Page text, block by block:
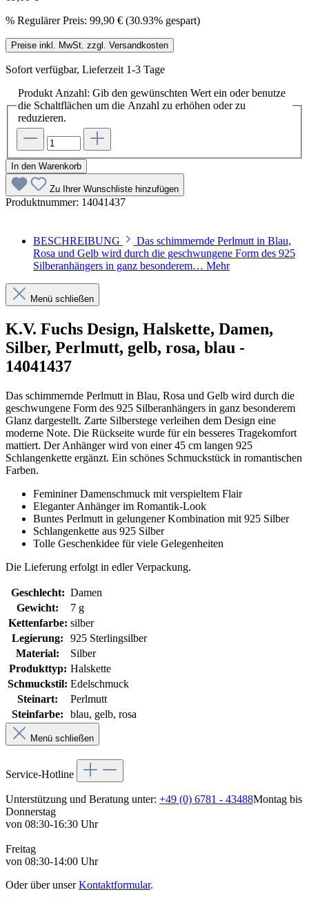
% Regulärer Preis: 99,90 € (30.93% gespart)
Preise inkl. MwSt. zzgl. Versandkosten
Sofort verfügbar, Lieferzeit 1-3 Tage
Produkt Anzahl: Gib den gewünschten Wert ein oder benutze
die Schaltflächen um die Anzahl zu erhöhen oder zu
reduzieren.
In den Warenkorb
Zu Ihrer Wunschliste hinzufügen
Produktnummer: 14041437
BESCHREIBUNG
Das schimmernde Perlmutt in Blau,
Rosa und Gelb wird durch die geschwungene Form des 925
Silberanhängers in ganz besonderem… Mehr
Menü schließen
K.V. Fuchs Design, Halskette, Damen,
Silber, Perlmutt, gelb, rosa, blau -
14041437
Das schimmernde Perlmutt in Blau, Rosa und Gelb wird durch die
geschwungene Form des 925 Silberanhängers in ganz besonderem
Glanz dargestellt. Zarte Silberstege verleihen dem Design eine
moderne Note. Die Rückseite wurde für ein besseres Tragekomfort
mattiert. Der Anhänger wird von einer 45 cm langen 925
Schlangenkette ergänzt. Ein schönes Schmuckstück in romantischen
Farben.
Femininer Damenschmuck mit verspieltem Flair
Eleganter Anhänger im Romantik-Look
Buntes Perlmutt in gelungener Kombination mit 925 Silber
Schlangenkette aus 925 Silber
Tolle Geschenkidee für viele Gelegenheiten
Die Lieferung erfolgt in edler Verpackung.
Geschlecht: Damen
Gewicht:
7 g
Kettenfarbe: silber
Legierung:
925 Sterlingsilber
Material:
Silber
Produkttyp: Halskette
Schmuckstil: Edelschmuck
Steinart:
Perlmutt
Steinfarbe:
blau, gelb, rosa
Menü schließen
Service-Hotline
Unterstützung und Beratung unter: +49 (0) 6781 - 43488Montag bis
Donnerstag
von 08:30-16:30 Uhr
Freitag
von 08:30-14:00 Uhr
Oder über unserKontaktformular.